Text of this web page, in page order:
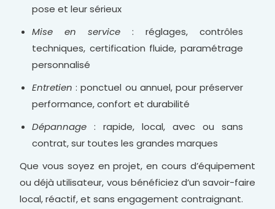
pose et leur sérieux
Mise en service : réglages, contrôles
techniques, certification fluide, paramétrage
personnalisé
Entretien : ponctuel ou annuel, pour préserver
performance, confort et durabilité
Dépannage: rapide, local, avec ou sans
contrat, sur toutes les grandes marques
Que vous soyez en projet, en cours d’équipement
ou déjà utilisateur, vous bénéficiez d’un savoir-faire
local, réactif, et sans engagement contraignant.